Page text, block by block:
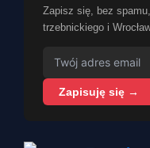
Zapisz się, bez
trzebnickiego i
Zapisuję się →